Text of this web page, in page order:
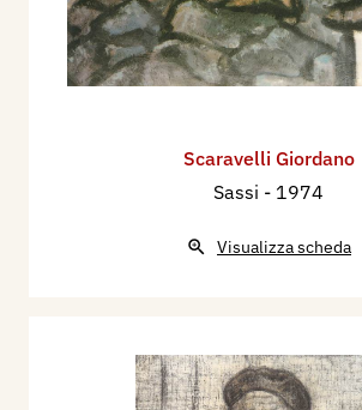
Scaravelli Giordano
Sassi - 1974
Visualizza scheda